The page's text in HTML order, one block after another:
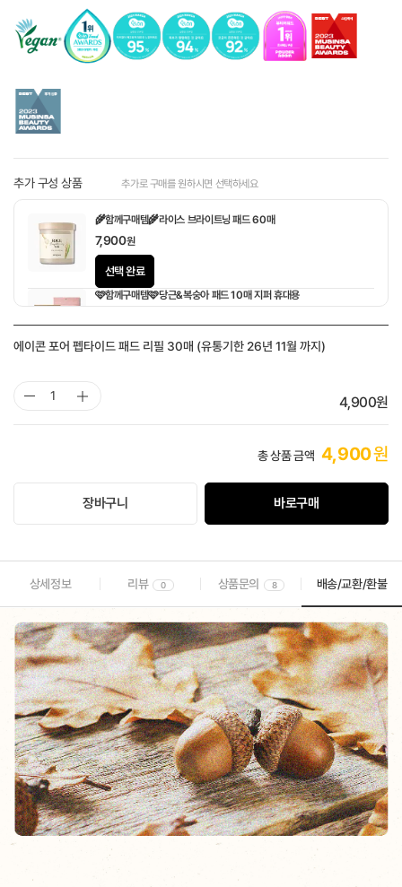
추가 구성 상품 추가로 구매를 원하시면 선택하세요
🌾함께구매템🌾라이스 브라이트닝 패드 60매
7,900원
선택 완료
🩷함께구매템🩷당근&복숭아 패드 10매 지퍼 휴대용
에이콘 포어 펩타이드 패드 리필 30매 (유통기한 26년 11월 까지)
4,900원
총 상품 금액 4,900원
장바구니 바로구매
상세정보 리뷰 0 상품문의 8 배송/교환/환불